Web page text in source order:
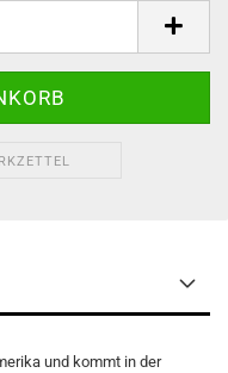
und kommt in der